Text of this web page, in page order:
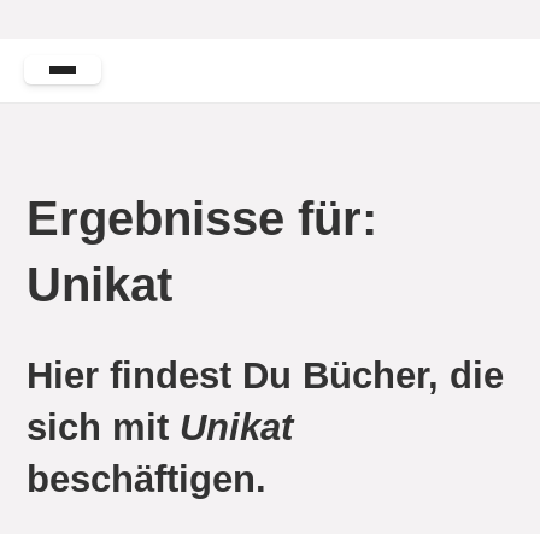
Ergebnisse für:
Unikat
Hier findest Du Bücher, die
sich mit Unikat
beschäftigen.